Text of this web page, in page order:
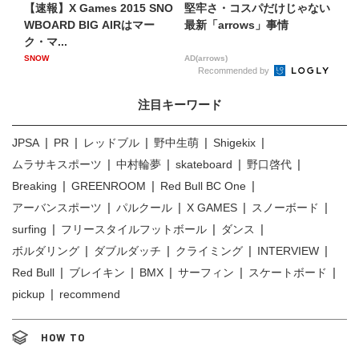
【速報】X Games 2015 SNO
WBOARD BIG AIRはマー
ク・マ...
SNOW
堅牢さ・コスパだけじゃない
最新「arrows」事情
AD(arrows)
Recommended by
注目キーワード
JPSA PR レッドブル 野中生萌
Shigekix
ムラサキスポーツ
中村輪夢 skateboard
野口啓代
Breaking
GREENROOM
Red Bull BC One
アーバンスポーツ
パルクール X GAMES
スノーボード
surfing
フリースタイルフットボール
ダンス
ボルダリング
ダブルダッチ クライミング
INTERVIEW
Red Bull
ブレイキン BMX サーフィン
スケートボード
pickup
recommend
HOW TO